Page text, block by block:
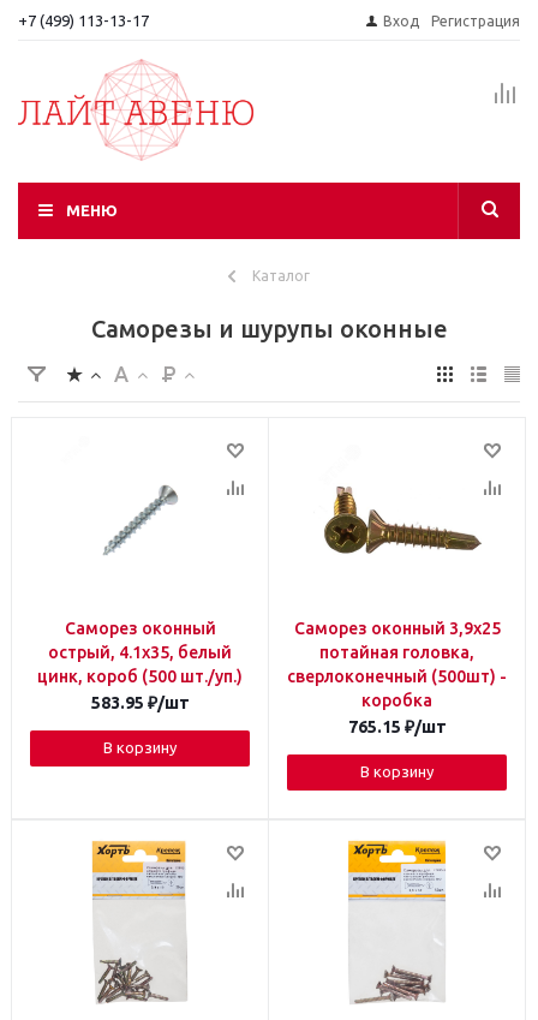
+7 (499) 113-13-17 Вход Регистрация
МЕНЮ
Каталог
Саморезы и шурупы оконные
Саморез оконный
острый, 4.1х35, белый
цинк, короб (500 шт./уп.)
583.95 ₽/шт
В корзину
Саморез оконный 3,9х25
потайная головка,
сверлоконечный (500шт) -
коробка
765.15 ₽/шт
В корзину